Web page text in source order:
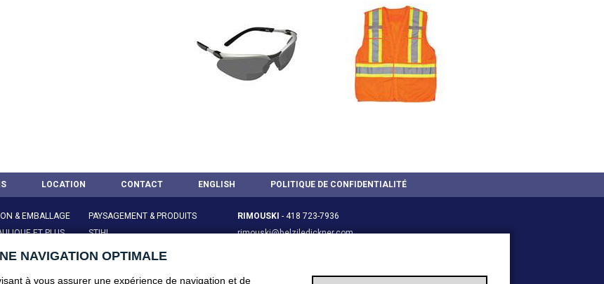
LOCATION CONTACT ENGLISH POLITIQUE DE CONFIDENTIALITÉ
& EMBALLAGE
ET PLUS
PAYSAGEMENT & PRODUITS
STIHL
SANTÉ & SÉCURITÉ AU TRAVAIL
RIMOUSKI -418 723-7936
rimouski@belziledickner.com
NAVIGATION OPTIMALE
à vous assurer une expérience de navigation et de